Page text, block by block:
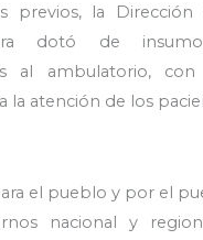
previos, la
dotó de
al ambulatorio,
la atención de los
el pueblo y por el
nacional y